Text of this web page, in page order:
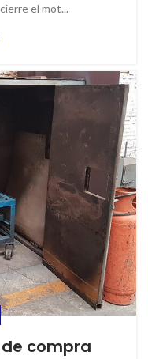
el mot...
compra